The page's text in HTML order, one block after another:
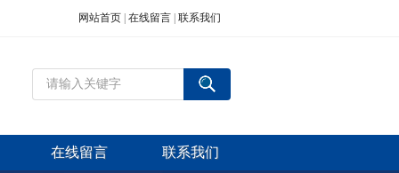
网站首页 在线留言 联系我们
在线留言 联系我们